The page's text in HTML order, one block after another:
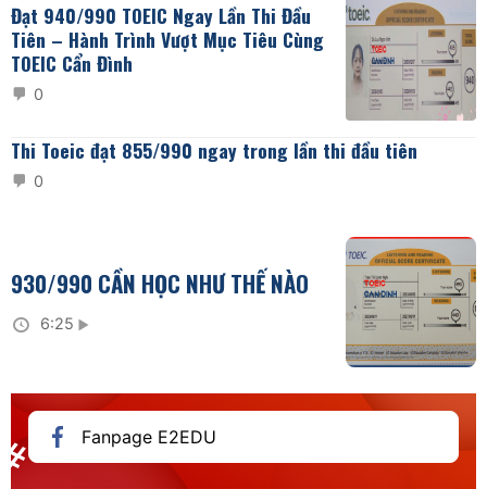
Đạt 940/990 TOEIC Ngay Lần Thi Đầu
Tiên – Hành Trình Vượt Mục Tiêu Cùng
TOEIC Cẩn Đình
0
Thi Toeic đạt 855/990 ngay trong lần thi đầu tiên
0
930/990 CẦN HỌC NHƯ THẾ NÀO
6:25
Fanpage E2EDU